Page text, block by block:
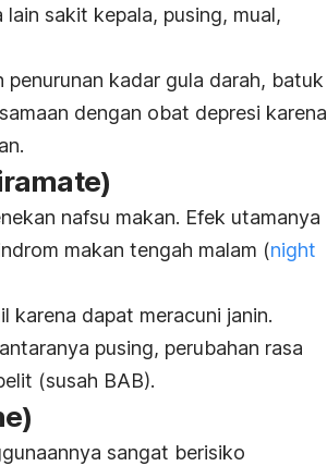
sakit kepala, pusing, mual,
penurunan kadar gula darah, batuk
dengan obat depresi karena
nafsu makan. Efek utamanya
makan tengah malam (night
karena dapat meracuni janin.
pusing, perubahan rasa
(susah BAB).
sangat berisiko